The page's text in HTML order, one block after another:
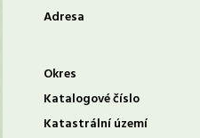
Adresa
Okres
Katalogové číslo
Katastrální území